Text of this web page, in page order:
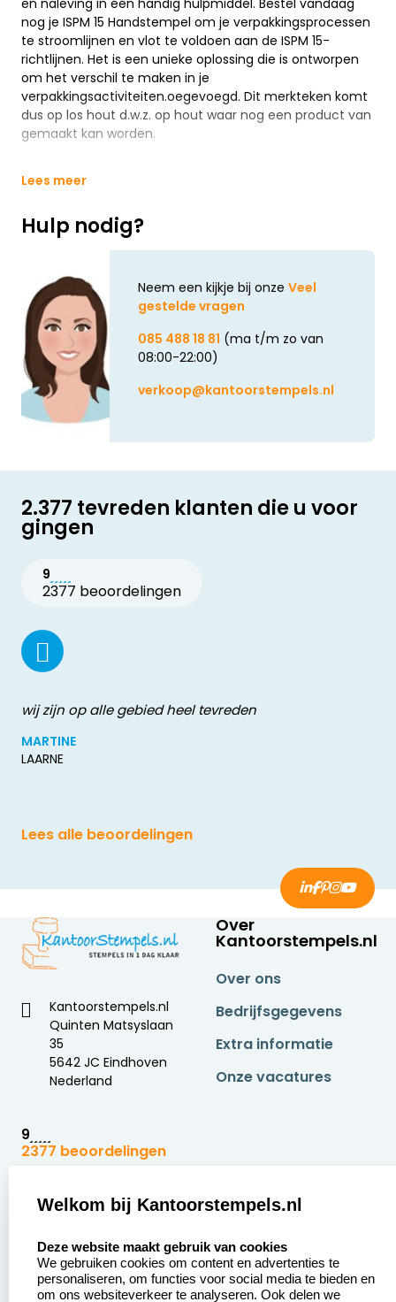
en naleving in één handig hulpmiddel. Bestel vandaag
nog je ISPM 15 Handstempel om je verpakkingsprocessen
te stroomlijnen en vlot te voldoen aan de ISPM 15-
richtlijnen. Het is een unieke oplossing die is ontworpen
om het verschil te maken in je
verpakkingsactiviteiten.oegevoegd. Dit merkteken komt
dus op los hout d.w.z. op hout waar nog een product van
gemaakt kan worden.
Lees meer
Hulp nodig?
Neem een kijkje bij onze Veel
gestelde vragen
085 488 18 81 (ma t/m zo van
08:00-22:00)
verkoop@kantoorstempels.nl
2.377 tevreden klanten die u voor
gingen
9
2377 beoordelingen
wij zijn op alle gebied heel tevreden
MARTINE
LAARNE
Lees alle beoordelingen
Kantoorstempels.nl
Quinten Matsyslaan
35
5642 JC Eindhoven
Nederland
9
2377 beoordelingen
Over
Kantoorstempels.nl
Over ons
Bedrijfsgegevens
Extra informatie
Onze vacatures
Zakelijk:
Aanvraag op maat
Betaling &
Verzending
Klantenservice:
Contact opnemen
Veel gestelde vragen
Welkom bij Kantoorstempels.nl
Deze website maakt gebruik van cookies
We gebruiken cookies om content en advertenties te
personaliseren, om functies voor social media te bieden en
om ons websiteverkeer te analyseren. Ook delen we